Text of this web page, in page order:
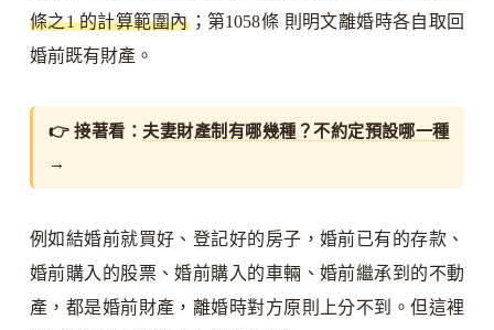
條之1 的計算範圍內；第1058條 則明文離婚時各自取回
婚前既有財產。
👉 接著看： 夫妻財產制有哪幾種？不約定預設哪一種
→
例如結婚前就買好、登記好的房子，婚前已有的存款、
婚前購入的股票、婚前購入的車輛、婚前繼承到的不動
產，都是婚前財產，離婚時對方原則上分不到。但這裡